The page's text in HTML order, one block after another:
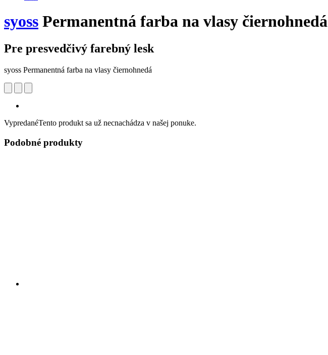
syoss Permanentná farba na vlasy čiernohnedá
Pre presvedčivý farebný lesk
syoss Permanentná farba na vlasy čiernohnedá
VypredanéTento produkt sa už necnachádza v našej ponuke.
Podobné produkty